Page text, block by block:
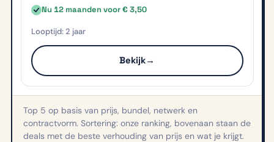
Nu 12 maanden voor € 3,50
2 jaar
Bekijk→
Top 5 op basis van prijs, bundel, netwerk en
contractvorm. Sortering: onze ranking, bovenaan staan de
deals met de beste verhouding van prijs en wat je krijgt.